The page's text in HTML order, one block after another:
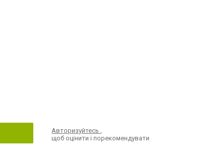
Авторизуйтесь,
щоб оцінити і порекомендувати